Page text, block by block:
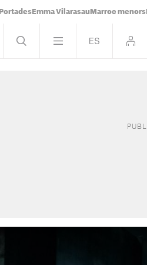
Portades Emma Vilarasau Marroc menors